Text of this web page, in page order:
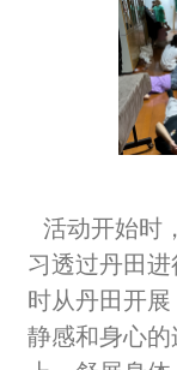
活动开始时
习透过丹田
时从丹田开
静感和身心